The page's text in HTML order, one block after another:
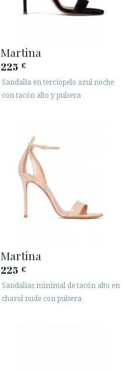
Martina
225 €
Sandalia en terciopelo azul noche
con tacón alto y pulsera
Martina
225 €
Sandalias minimal de tacón alto en
charol nude con pulsera